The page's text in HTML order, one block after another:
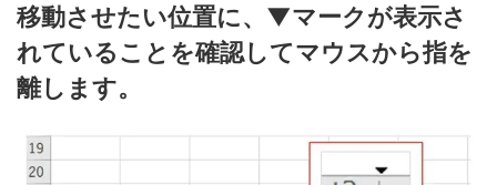
移動させたい位置に、▼マークが表示さ
れていることを確認してマウスから指を
離します。